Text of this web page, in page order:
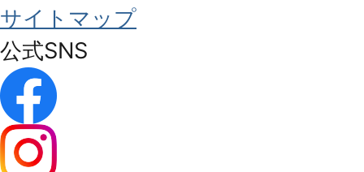
サイトマップ
公式SNS